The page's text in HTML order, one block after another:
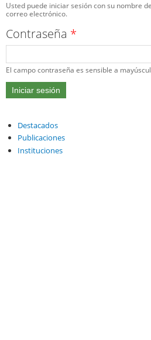
Usted puede iniciar sesión con su nombre
correo electrónico.
Contraseña *
El campo contraseña es sensible a
Destacados
Publicaciones
Instituciones